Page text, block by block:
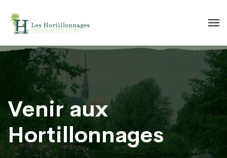
Venir aux
Hortillonnages